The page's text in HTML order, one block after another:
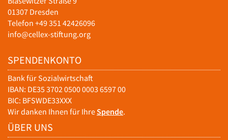
01307 Dresden
Telefon +49 351 42426096
info@cellex-stiftung.org
SPENDENKONTO
Bank für Sozialwirtschaft
IBAN: DE35 3702 0500 0003 6597 00
BIC: BFSWDE33XXX
Wir danken Ihnen für IhreSpende.
ÜBER UNS